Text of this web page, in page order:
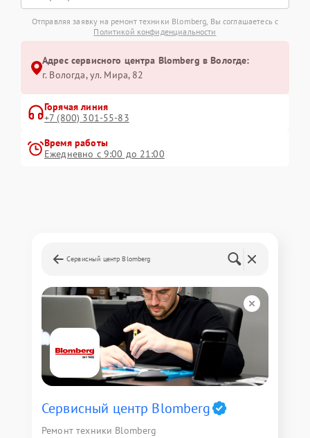
Отправляя заявку на ремонт техники Blomberg, Вы соглашаетесь с
Политикой конфиденциальности
Адрес сервисного центра Blomberg в Вологде:
г. Вологда, ул. Мира, 82
Горячая линия
+7 (800) 301-55-83
Время работы
Ежедневно с 9:00 до 21:00
Сервисный центр Blomberg
Сервисный центр Blomberg
Ремонт техники Blomberg